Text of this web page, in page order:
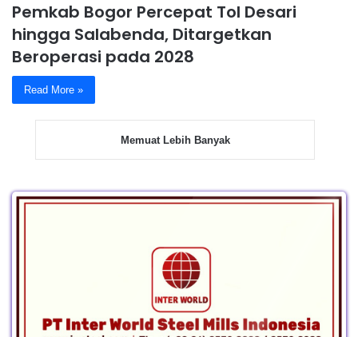
Pemkab Bogor Percepat Tol Desari
hingga Salabenda, Ditargetkan
Beroperasi pada 2028
Read More »
Memuat Lebih Banyak